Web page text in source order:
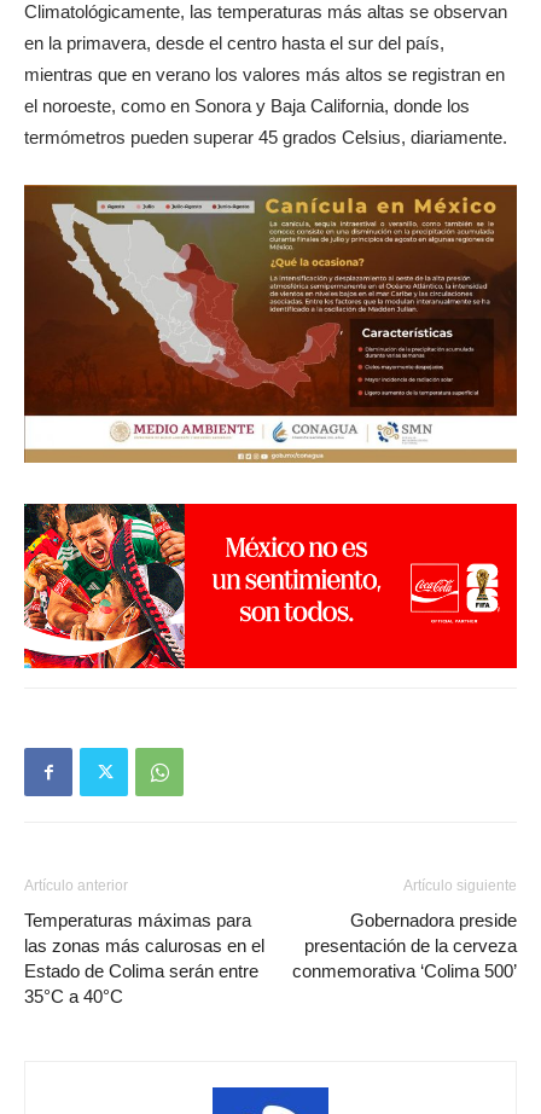
Climatológicamente, las temperaturas más altas se observan
en la primavera, desde el centro hasta el sur del país,
mientras que en verano los valores más altos se registran en
el noroeste, como en Sonora y Baja California, donde los
termómetros pueden superar 45 grados Celsius, diariamente.
Artículo anterior
Temperaturas máximas para
las zonas más calurosas en el
Estado de Colima serán entre
35°C a 40°C
Artículo siguiente
Gobernadora preside
presentación de la cerveza
conmemorativa ‘Colima 500’